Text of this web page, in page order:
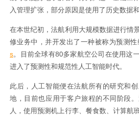
入管理扩张，部分原因是使用了历史数据
在本世纪初，法航利用大规模数据进行情
修业务中，并开发出了一种被称为预测
s。目前全球有80多家航空公司在使用这
进入了预测性和规范性人工智能时代。
此后，人工智能便在法航所有的研究和
地，目前也应用于客户旅程的不同阶段
人，使用预测机上行李、餐食数、计算航